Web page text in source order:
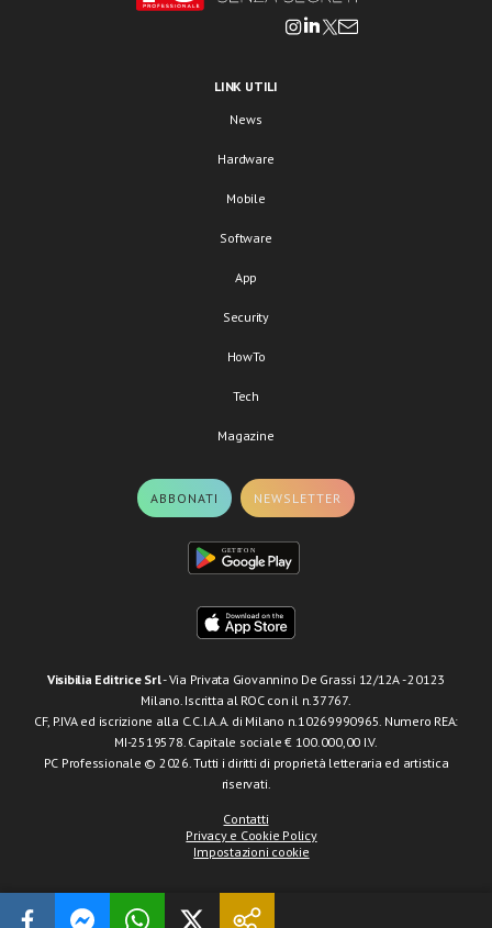
LINK UTILI
News
Hardware
Mobile
Software
App
Security
HowTo
Tech
Magazine
ABBONATI NEWSLETTER
Visibilia Editrice Srl- Via Privata Giovannino De Grassi 12/12A - 20123
Milano. Iscritta al ROC con il n.37767.
CF, P.IVA ed iscrizione alla C.C.I.A.A. di Milano n.10269990965. Numero REA:
MI-2519578. Capitale sociale € 100.000,00 I.V.
PC Professionale © 2026. Tutti i diritti di proprietà letteraria ed artistica
riservati.
Contatti
Privacy e Cookie Policy
Impostazioni cookie